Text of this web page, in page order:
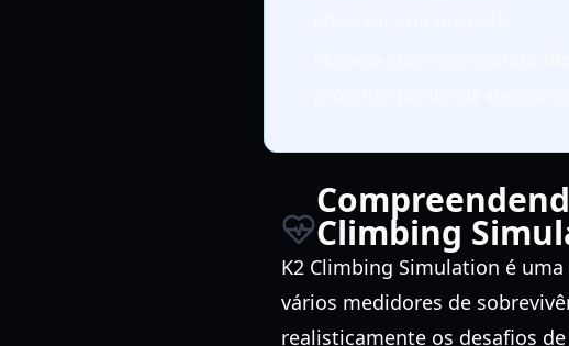
Climbing
K2 Climbing Simulation é
vários medidores de
realisticamente os desafios